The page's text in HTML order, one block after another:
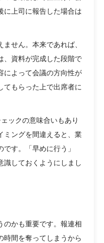
に上司に報告した場合は
せん。本来であれば、
、資料が完成した段階で
によって会議の方向性が
てもらった上で出席者に
ックの意味合いもあり
ミングを間違えると、業
す。「早めに行う」
識しておくようにしまし
のかも重要です。報連相
時間を奪ってしまうから